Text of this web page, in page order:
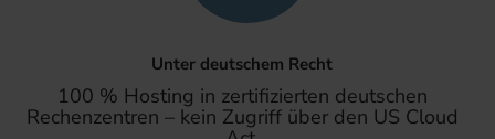
Unter deutschem Recht
100 % Hosting in zertifizierten deutschen
Rechenzentren – kein Zugriff über den US Cloud